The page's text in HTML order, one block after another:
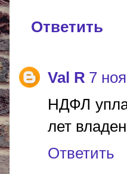
Ответить
Val R 7
НДФЛ
лет
Ответить